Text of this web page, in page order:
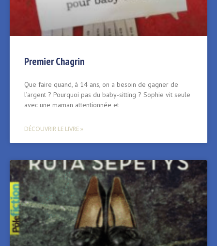
Premier Chagrin
Que faire quand, à 14 ans, on a besoin de gagner de
l’argent ? Pourquoi pas du baby-sitting ? Sophie vit seule
avec une maman attentionnée et
DÉCOUVRIR LE LIVRE »